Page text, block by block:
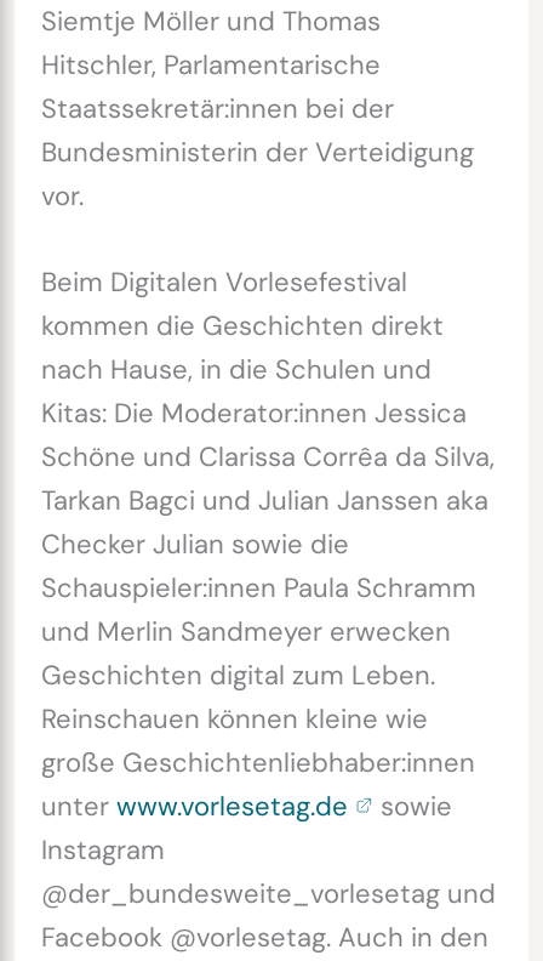
Siemtje Möller und Thomas
Hitschler, Parlamentarische
Staatssekretär:innen bei der
Bundesministerin der Verteidigung
vor.
Beim Digitalen Vorlesefestival
kommen die Geschichten direkt
nach Hause, in die Schulen und
Kitas: Die Moderator:innen Jessica
Schöne und Clarissa Corrêa da Silva,
Tarkan Bagci und Julian Janssen aka
Checker Julian sowie die
Schauspieler:innen Paula Schramm
und Merlin Sandmeyer erwecken
Geschichten digital zum Leben.
Reinschauen können kleine wie
große Geschichtenliebhaber:innen
unter www.vorlesetag.de
sowie
Instagram
@der_bundesweite_vorlesetag und
Facebook @vorlesetag. Auch in den